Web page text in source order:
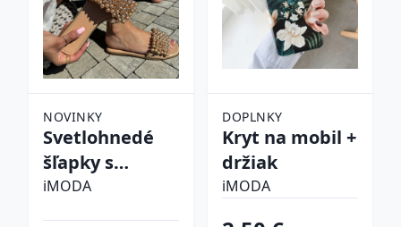
NOVINKY
Svetlohnedé
šľapky s
perličkami
iMODA
DOPLNKY
Kryt na mobil +
držiak
iMODA